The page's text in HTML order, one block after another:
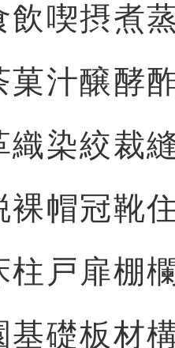
飲喫摂煮
菓汁醸酵
織染絞裁
裸帽冠靴
柱戸扉棚
基礎板材